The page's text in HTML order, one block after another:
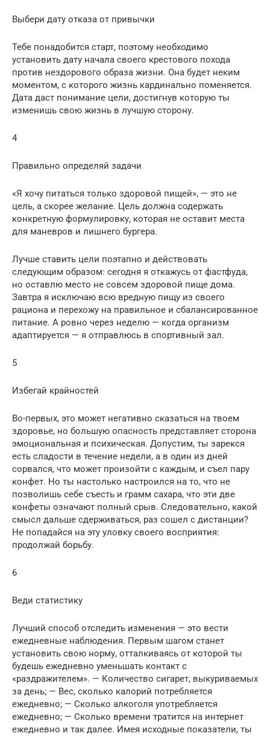
Выбери дату отказа от привычки
Тебе понадобится старт, поэтому необходимо
установить дату начала своего крестового похода
против нездорового образа жизни. Она будет неким
моментом, с которого жизнь кардинально поменяется.
Дата даст понимание цели, достигнув которую ты
изменишь свою жизнь в лучшую сторону.
4
Правильно определяй задачи
«Я хочу питаться только здоровой пищей», — это не
цель, а скорее желание. Цель должна содержать
конкретную формулировку, которая не оставит места
для маневров и лишнего бургера.
Лучше ставить цели поэтапно и действовать
следующим образом: сегодня я откажусь от фастфуда,
но оставлю место не совсем здоровой пище дома.
Завтра я исключаю всю вредную пищу из своего
рациона и перехожу на правильное и сбалансированное
питание. А ровно через неделю — когда организм
адаптируется — я отправлюсь в спортивный зал.
5
Избегай крайностей
Во-первых, это может негативно сказаться на твоем
здоровье, но большую опасность представляет сторона
эмоциональная и психическая. Допустим, ты зарекся
есть сладости в течение недели, а в один из дней
сорвался, что может произойти с каждым, и съел пару
конфет. Но ты настолько настроился на то, что не
позволишь себе съесть и грамм сахара, что эти две
конфеты означают полный срыв. Следовательно, какой
смысл дальше сдерживаться, раз сошел с дистанции?
Не попадайся на эту уловку своего восприятия:
продолжай борьбу.
6
Веди статистику
Лучший способ отследить изменения — это вести
ежедневные наблюдения. Первым шагом станет
установить свою норму, отталкиваясь от которой ты
будешь ежедневно уменьшать контакт с
«раздражителем». — Количество сигарет, выкуриваемых
за день; — Вес, сколько калорий потребляется
ежедневно; — Сколько алкоголя употребляется
ежедневно; — Сколько времени тратится на интернет
ежедневно и так далее. Имея исходные показатели, ты